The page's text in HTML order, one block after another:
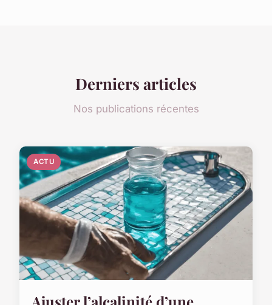
Derniers articles
Nos publications récentes
ACTU